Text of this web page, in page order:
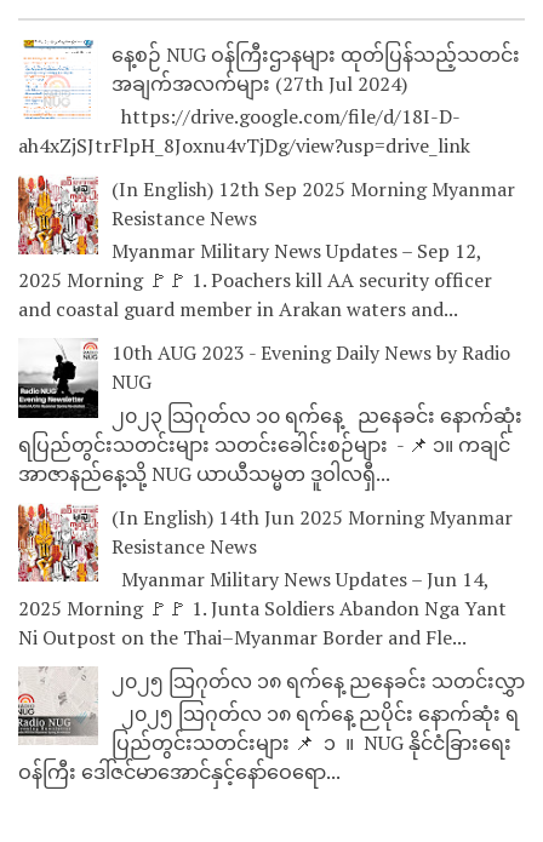
နေ့စဉ် NUG ဝန်ကြီးဌာနများ ထုတ်ပြန်သည့်သတင်း
အချက်အလက်များ (27th Jul 2024)
https://drive.google.com/file/d/18I-D-
ah4xZjSJtrFlpH_8Joxnu4vTjDg/view?usp=drive_link
(In English) 12th Sep 2025 Morning Myanmar
Resistance News
Myanmar Military News Updates – Sep 12,
2025 Morning 🚩🚩 1. Poachers kill AA security officer
and coastal guard member in Arakan waters and...
10th AUG 2023 - Evening Daily News by Radio
NUG
၂၀၂၃ သြဂုတ်လ ၁၀ ရက်နေ့ ညနေခင်း နောက်ဆုံး
ရပြည်တွင်းသတင်းများ သတင်းခေါင်းစဉ်များ - 📌 ၁။ ကချင်
အာဇာနည်နေ့သို့ NUG ယာယီသမ္မတ ဒူဝါလရှီ...
(In English) 14th Jun 2025 Morning Myanmar
Resistance News
Myanmar Military News Updates – Jun 14,
2025 Morning 🚩🚩 1. Junta Soldiers Abandon Nga Yant
Ni Outpost on the Thai–Myanmar Border and Fle...
၂၀၂၅ သြဂုတ်လ ၁၈ ရက်နေ့ ညနေခင်း သတင်းလွှာ
၂၀၂၅ သြဂုတ်လ ၁၈ ရက်နေ့ ညပိုင်း နောက်ဆုံး ရ
ပြည်တွင်းသတင်းများ 📌 ⁨⁨⁨⁨ ၁ ⁨ ။ ⁨ NUG နိုင်ငံခြားရေး
ဝန်ကြီး ဒေါ်ဇင်မာအောင်နှင့်နော်ဝေရော...